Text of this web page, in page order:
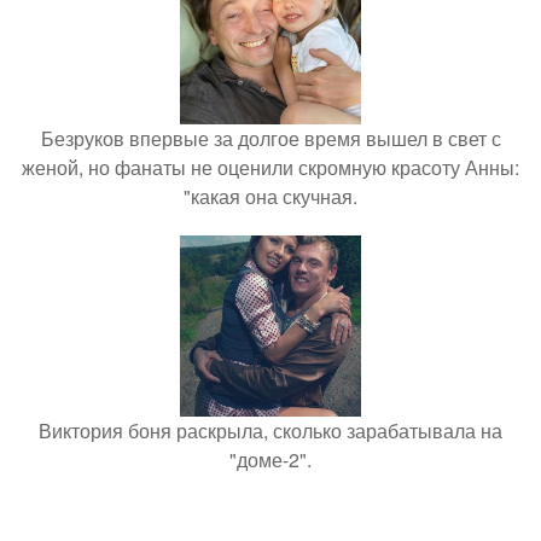
Безруков впервые за долгое время вышел в свет с
женой, но фанаты не оценили скромную красоту Анны:
"какая она скучная.
Виктория боня раскрыла, сколько зарабатывала на
"доме-2".